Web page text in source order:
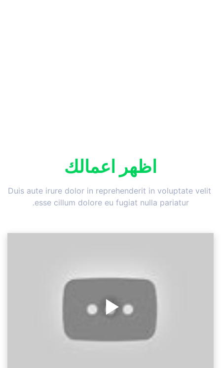
اظهر اعمالك
Duis aute irure dolor in reprehenderit in voluptate velit
esse cillum dolore eu fugiat nulla pariatur.